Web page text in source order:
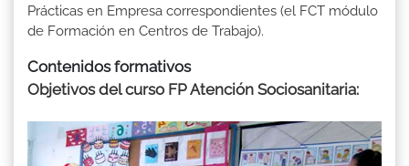
Prácticas en Empresa correspondientes (el FCT módulo
de Formación en Centros de Trabajo).
Contenidos formativos
Objetivos del curso FP Atención Sociosanitaria: